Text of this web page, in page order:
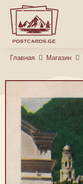
Главная Магазин